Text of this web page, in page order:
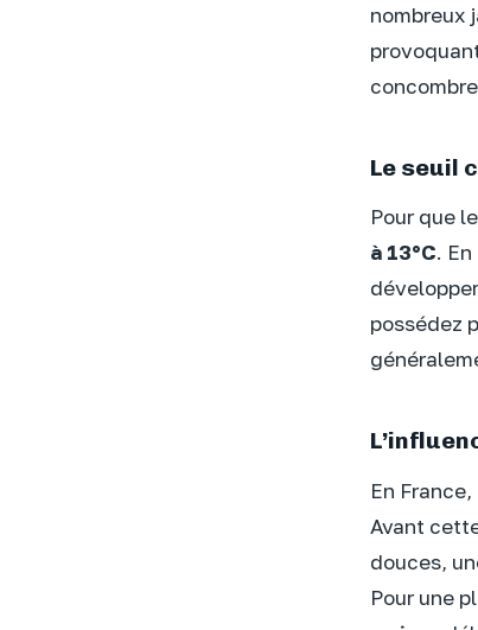
nombreux
Le seuil
Pour que
à 13°C.
possédez
En
Avant
douces,
Pour une